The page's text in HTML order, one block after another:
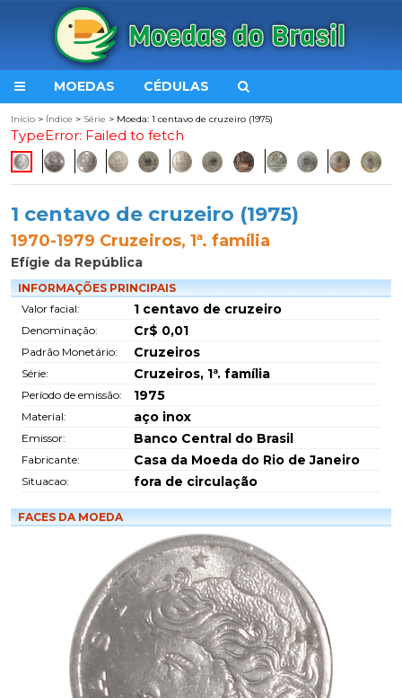
MOEDAS CÉDULAS
Início > Índice > Série > Moeda: 1 centavo de cruzeiro (1975)
TypeError: Failed to fetch
1 centavo de cruzeiro (1975)
1970-1979 Cruzeiros, 1ª. família
Efígie da República
INFORMAÇÕES PRINCIPAIS
Valor facial:
1 centavo de cruzeiro
Denominação: Cr$ 0,01
Padrão Monetário: Cruzeiros
Série: Cruzeiros, 1ª. família
Período de emissão: 1975
Material: aço inox
Emissor: Banco Central do Brasil
Fabricante: Casa da Moeda do Rio de Janeiro
Situacao: fora de circulação
FACES DA MOEDA